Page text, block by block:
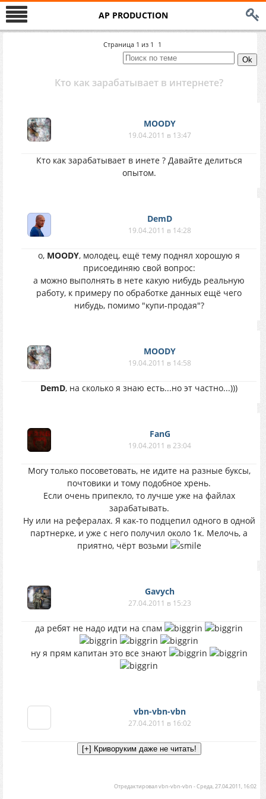
AP PRODUCTION
Страница 1 из 1 1
Кто как зарабатывает в интернете?
MOODY
19.04.2011 в 13:47
Кто как зарабатывает в инете ? Давайте делиться
опытом.
DemD
19.04.2011 в 14:28
о, MOODY, молодец, ещё тему поднял хорошую я
присоединяю свой вопрос:
а можно выполнять в нете какую нибудь реальную
работу, к примеру по обработке данных ещё чего
нибудь, помимо "купи-продая"?
MOODY
19.04.2011 в 14:58
DemD, на сколько я знаю есть...но эт частно...)))
FanG
19.04.2011 в 23:04
Могу только посоветовать, не идите на разные буксы,
почтовики и тому подобное хрень.
Если очень припекло, то лучше уже на файлах
зарабатывать.
Ну или на рефералах. Я как-то подцепил одного в одной
партнерке, и уже с него получил около 1к. Мелочь, а
приятно, чёрт возьми
Gavych
27.04.2011 в 15:23
да ребят не надо идти на спам
ну я прям капитан это все знают
vbn-vbn-vbn
27.04.2011 в 16:02
Отредактировалvbn-vbn-vbn -Среда, 27.04.2011, 16:02